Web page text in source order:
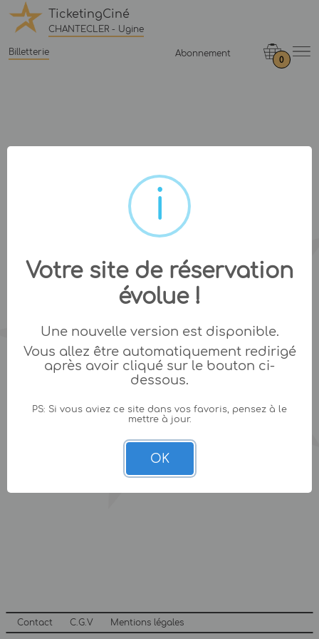
TicketingCiné
CHANTECLER - Ugine
Billetterie Abonnement
0
Contact C.G.V Mentions légales
Votre site de réservation
évolue !
Une nouvelle version est disponible.
Vous allez être automatiquement redirigé
après avoir cliqué sur le bouton ci-
dessous.
PS: Si vous aviez ce site dans vos favoris, pensez à le
mettre à jour.
OK